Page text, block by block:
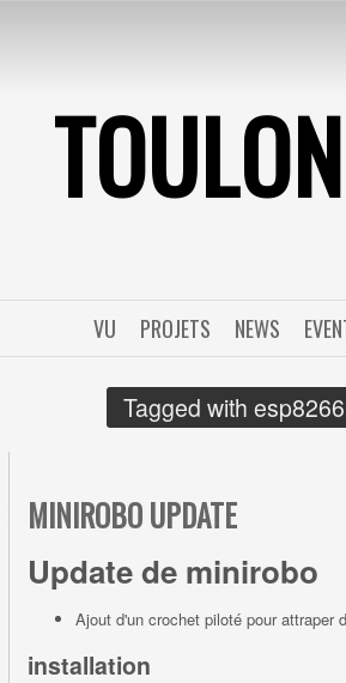
NEWS
PROJETS
VU
Tagged with esp8266
MINIROBO UPDATE
Update de minirobo
Ajout d'un crochet piloté pour attraper
installation